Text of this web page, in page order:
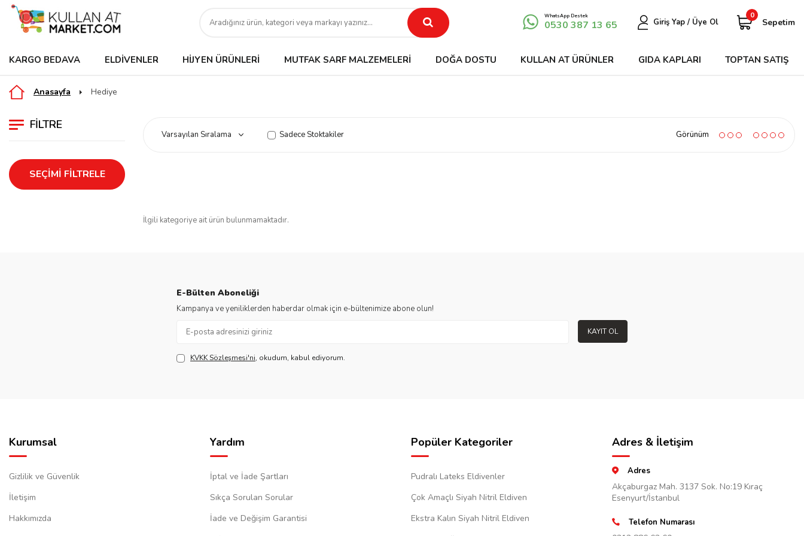
WhatsApp Destek
0530 387 13 65 Giriş Yap / Üye Ol
0
Sepetim
KARGO BEDAVA ELDIVENLER HIJYEN ÜRÜNLERI MUTFAK SARF MALZEMELERI DOĞA DOSTU KULLAN AT ÜRÜNLER GIDA KAPLARI TOPTAN SATIŞ
Anasayfa Hediye
FILTRE
SEÇIMI FILTRELE
Sadece Stoktakiler Görünüm
İlgili kategoriye ait ürün bulunmamaktadır.
E-Bülten Aboneliği
Kampanya ve yeniliklerden haberdar olmak için e-bültenimize abone olun!
KAYIT OL
KVKK Sözleşmesi'ni, okudum, kabul ediyorum.
Kurumsal
Gizlilik ve Güvenlik
İletişim
Hakkımızda
Yardım
İptal ve İade Şartları
Sıkça Sorulan Sorular
İade ve Değişim Garantisi
Popüler Kategoriler
Pudralı Lateks Eldivenler
Çok Amaçlı Siyah Nitril Eldiven
Ekstra Kalın Siyah Nitril Eldiven
Adres & İletişim
Adres
Akçaburgaz Mah. 3137 Sok. No:19 Kıraç
Esenyurt/İstanbul
Telefon Numarası